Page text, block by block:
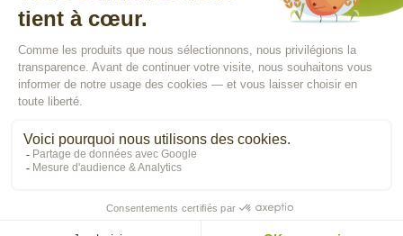
ACCÈS VENDEURS
CONTACTEZ-NOUS
SE CONNECTER
Rejoindre la communauté :
vous assurer une utilisation optimale de notre site Internet, réaliser des
statistiques de visite, vous proposer des services, des offres et des